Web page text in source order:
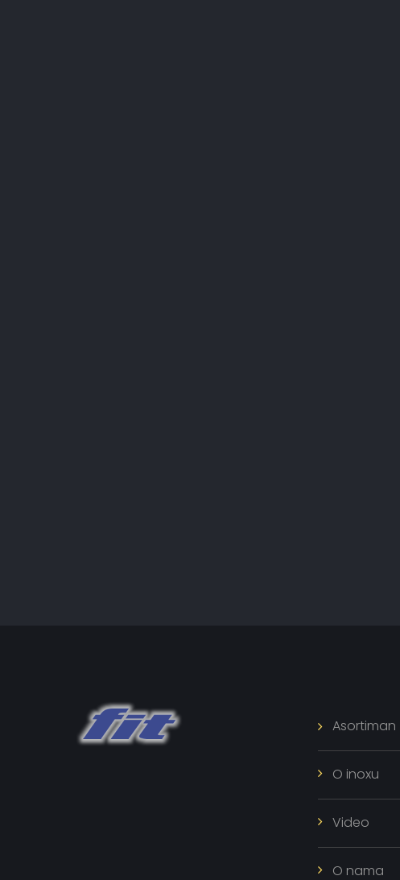
Asortiman
O inoxu
Video
O nama